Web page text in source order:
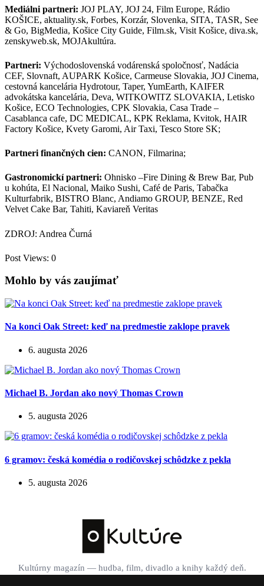
Mediálni partneri: JOJ PLAY, JOJ 24, Film Europe, Rádio
KOŠICE, aktuality.sk, Forbes, Korzár, Slovenka, SITA, TASR, See
& Go, BigMedia, Košice City Guide, Film.sk, Visit Košice, diva.sk,
zenskyweb.sk, MOJAkultúra.
Partneri: Východoslovenská vodárenská spoločnosť, Nadácia
CEF, Slovnaft, AUPARK Košice, Carmeuse Slovakia, JOJ Cinema,
cestovná kancelária Hydrotour, Taper, YumEarth, KAIFER
advokátska kancelária, Deva, WITKOWITZ SLOVAKIA, Letisko
Košice, ECO Technologies, CPK Slovakia, Casa Trade –
Casablanca cafe, DC MEDICAL, KPK Reklama, Kvitok, HAIR
Factory Košice, Kvety Garomi, Air Taxi, Tesco Store SK;
Partneri finančných cien: CANON, Filmarina;
Gastronomickí partneri: Ohnisko –Fire Dining & Brew Bar, Pub
u kohúta, El Nacional, Maiko Sushi, Café de Paris, Tabačka
Kulturfabrik, BISTRO Blanc, Andiamo GROUP, BENZE, Red
Velvet Cake Bar, Tahiti, Kaviareň Veritas
ZDROJ: Andrea Čurná
Post Views: 0
Mohlo by vás zaujímať
Na konci Oak Street: keď na predmestie zaklope pravek
6. augusta 2026
Michael B. Jordan ako nový Thomas Crown
5. augusta 2026
6 gramov: česká komédia o rodičovskej schôdzke z pekla
5. augusta 2026
Kultúrny magazín — hudba, film, divadlo a knihy každý deň.